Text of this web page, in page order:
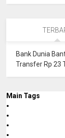
Bank Dunia
Transfer Rp 23
Main Tags